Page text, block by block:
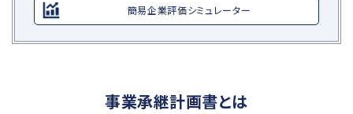
簡易企業評価シミュレーター
事業承継計画書とは